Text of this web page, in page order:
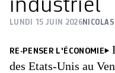
industriel
LUNDI 15 JUIN 2026
RE-PENSER L'ÉCONOMIE
des Etats-Unis au